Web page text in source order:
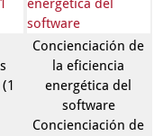
Concienciación de
la eficiencia
energética del
software
Concienciación de